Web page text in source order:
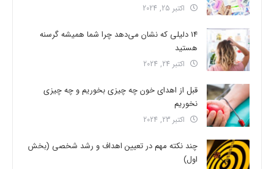
اکتبر 25, 2024
14 دلیلی که نشان می‌دهد چرا شما همیشه گرسنه
هستید
اکتبر 24, 2024
قبل از اهدای خون چه چیزی بخوریم و چه چیزی
نخوریم
اکتبر 23, 2024
چند نکته مهم در تعیین اهداف و رشد شخصی (بخش
اول)